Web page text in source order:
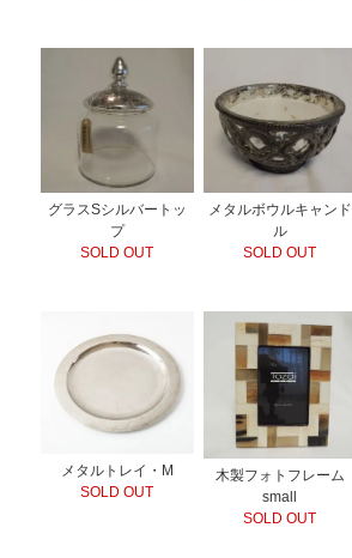
グラスSシルバートッ
プ
SOLD OUT
メタルボウルキャンド
ル
SOLD OUT
メタルトレイ・M
SOLD OUT
木製フォトフレーム
small
SOLD OUT